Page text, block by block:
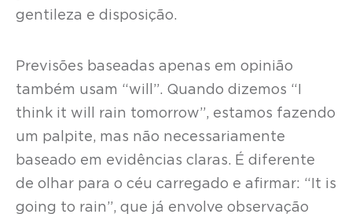
gentileza e disposição.
Previsões baseadas apenas em opinião
também usam “will”. Quando dizemos “I
think it will rain tomorrow”, estamos fazendo
um palpite, mas não necessariamente
baseado em evidências claras. É diferente
de olhar para o céu carregado e afirmar: “It is
going to rain”, que já envolve observação